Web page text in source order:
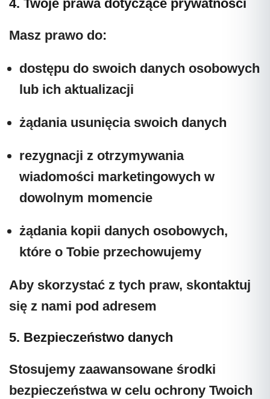
4. Twoje prawa dotyczące prywatności
Masz prawo do:
dostępu do swoich danych osobowych
lub ich aktualizacji
żądania usunięcia swoich danych
rezygnacji z otrzymywania
wiadomości marketingowych w
dowolnym momencie
żądania kopii danych osobowych,
które o Tobie przechowujemy
Aby skorzystać z tych praw, skontaktuj
się z nami pod adresem
5. Bezpieczeństwo danych
Stosujemy zaawansowane środki
bezpieczeństwa w celu ochrony Twoich